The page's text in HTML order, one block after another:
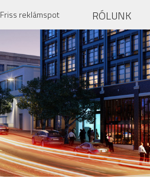
Friss reklámspot RÓLUNK